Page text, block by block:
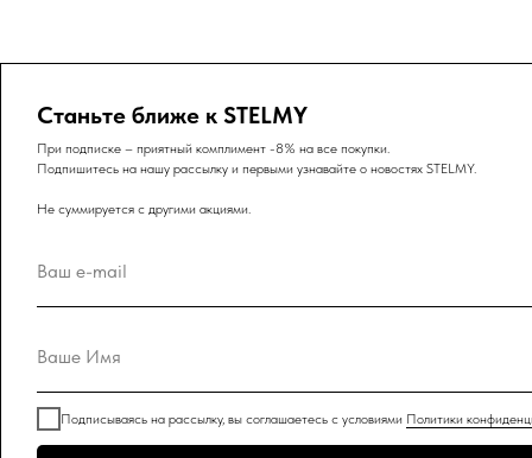
Станьте ближе к STELMY
При подписке – приятный комплимент -8% на все покупки.
Подпишитесь на нашу рассылку и первыми узнавайте о новостях STELMY.
Не суммируется с другими акциями.
Ваш e-mail
Ваше Имя
Подписываясь на рассылку, вы соглашаетесь с условиями Политики